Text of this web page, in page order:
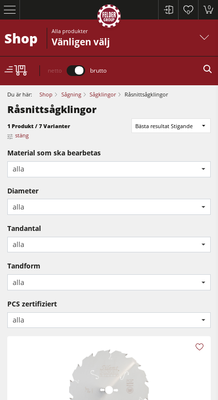
0
0
Cirkelsågar och justersågar
Bordsfräsar
Cirkelsåg/Fräs
5-funktions kombimaskin
CNC fräsar
Kantlistmaskiner
Bredband- & kantslipmaskin
Bandsågar
Värmepressar & vakuumpressar
Rikt- och planhyvlar
Cirkelsåg/Fräs
Borrmaskiner
Shop Alla produkter
Vänligen välj
netto brutto
Du är här: Shop Sågning Sågklingor Råsnittsågklingor
Råsnittsågklingor
1 Produkt / 7 Varianter
Bästa resultat Stigande
stäng
Material som ska bearbetas
alla
Diameter
alla
Tandantal
alla
Tandform
alla
PCS zertifiziert
alla